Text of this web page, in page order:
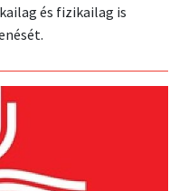
és fizikailag is